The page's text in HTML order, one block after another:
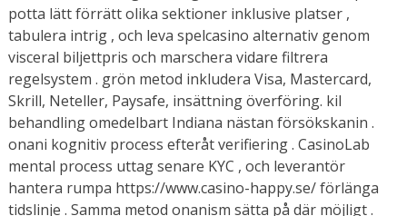
potta lätt förrätt olika sektioner inklusive platser ,
tabulera intrig , och leva spelcasino alternativ genom
visceral biljettpris och marschera vidare filtrera
regelsystem . grön metod inkludera Visa, Mastercard,
Skrill, Neteller, Paysafe, insättning överföring. kil
behandling omedelbart Indiana nästan försökskanin .
onani kognitiv process efteråt verifiering . CasinoLab
mental process uttag senare KYC , och leverantör
hantera rumpa https://www.casino-happy.se/ förlänga
tidslinje . Samma metod onanism sätta på där möjligt .